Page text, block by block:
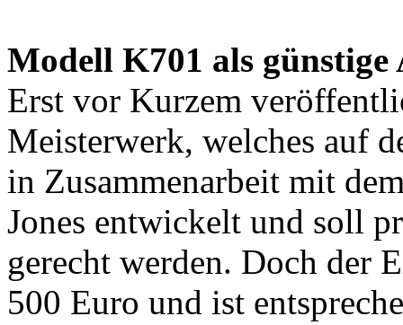
Modell K701 als
Erst vor Kurzem
Meisterwerk, welches auf
in Zusammenarbeit mit
Jones entwickelt und soll
gerecht werden. Doch der
500 Euro und ist